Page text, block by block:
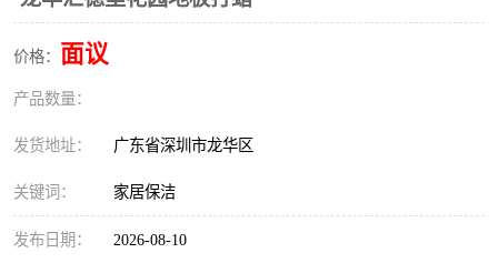
价格： 面议
产品数量：
发货地址： 广东省深圳市龙华区
关键词： 家居保洁
发布日期： 2026-08-10